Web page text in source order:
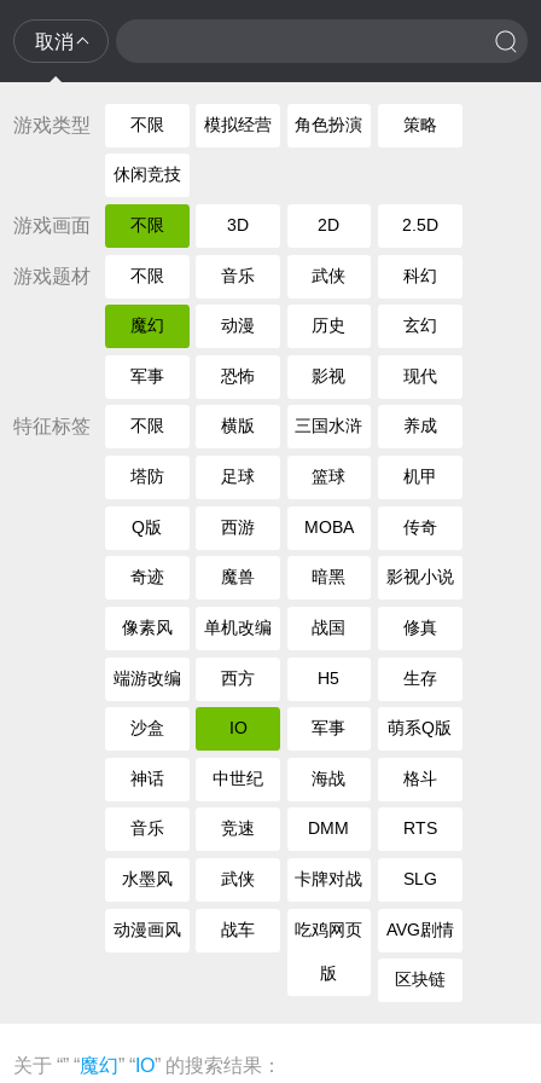
取消
游戏类型 不限 模拟经营 角色扮演 策略
休闲竞技
游戏画面 不限 3D 2D 2.5D
游戏题材 不限 音乐 武侠 科幻
魔幻 动漫 历史 玄幻
军事 恐怖 影视 现代
特征标签 不限 横版 三国水浒 养成
塔防 足球 篮球 机甲
Q版 西游 MOBA 传奇
奇迹 魔兽 暗黑 影视小说
像素风 单机改编 战国 修真
端游改编 西方 H5 生存
沙盒 IO 军事 萌系Q版
神话 中世纪 海战 格斗
音乐 竞速 DMM RTS
水墨风 武侠 卡牌对战 SLG
动漫画风 战车 吃鸡网页
版
AVG剧情
区块链
关于 “” “魔幻” “ IO” 的搜索结果：